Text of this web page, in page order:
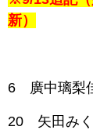
新）
6 廣中璃梨
20 矢田み